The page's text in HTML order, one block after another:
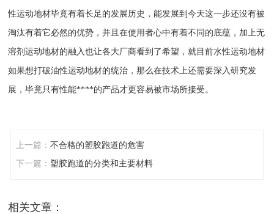
性运动地材毕竟有着长足的发展历史，能发展到今天这一步还没有被
淘汰有着它必然的优势，并且在使用者心中有着不同的底蕴，加上无
溶剂运动地材的融入也让各大厂商看到了希望，就目前水性运动地材
如果想打破油性运动地材的统治，那么在技术上还需要深入研究发
展，毕竟只有性能****的产品才更容易被市场所接受。
上一篇：不合格的塑胶跑道的危害
下一篇： 塑胶跑道的分类和主要材料
相关文章：